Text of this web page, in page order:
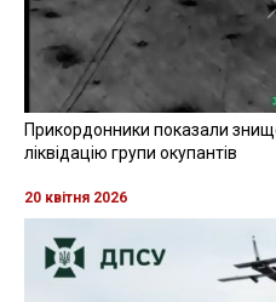
Прикордонники показали
ліквідацію групи окупантів
20 квітня 2026